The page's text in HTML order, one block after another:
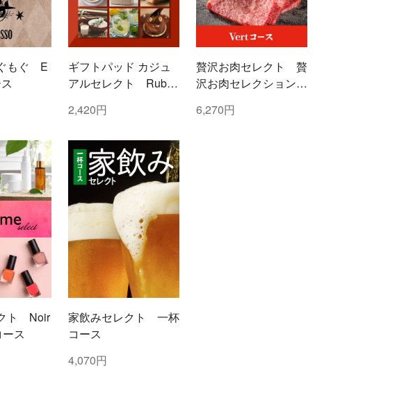
もぐ E
ギフトパッド カジュ
アルセレクト Ruby
2,420円
贅沢お肉セレクト 贅
沢お肉セレクション
6,270円
ト Noir
ス
家飲みセレクト 一杯
コース
4,070円